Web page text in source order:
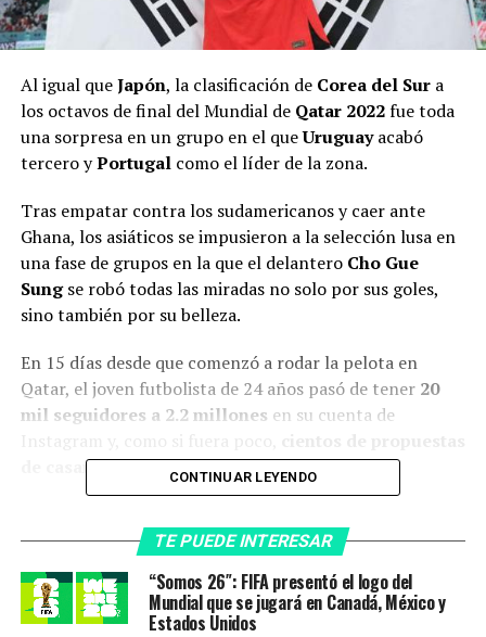
Al igual queJapón, la clasificación deCorea del Sura
los octavos de final del Mundial de Qatar 2022fue toda
una sorpresa en un grupo en el queUruguayacabó
tercero yPortugal como el líder de la zona.
Tras empatar contra los sudamericanos y caer ante
Ghana, los asiáticos se impusieron a la selección lusa en
una fase de grupos en la que el delantero Cho Gue
Sungse robó todas las miradas no solo por sus goles,
sino también por su belleza.
En 15 días desde que comenzó a rodar la pelota en
Qatar, el joven futbolista de 24 años pasó de tener 20
mil seguidores a 2.2 millones en su cuenta de
de casamiento.
CONTINUAR LEYENDO
TE PUEDE INTERESAR
“Somos 26″: FIFA presentó el logo del
Mundial que se jugará en Canadá, México y
Estados Unidos